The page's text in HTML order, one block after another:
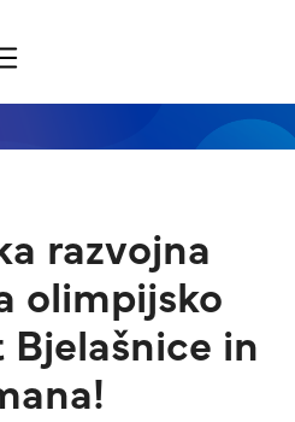
razvojna
olimpijsko
in